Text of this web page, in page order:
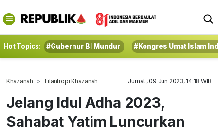
Hot Topics: #Gubernur BI Mundur #Kongres Umat Islam
Khazanah Filantropi Khazanah Jumat , 09 Jun 2023, 14:18 WIB
Jelang Idul Adha 2023,
Sahabat Yatim Luncurkan